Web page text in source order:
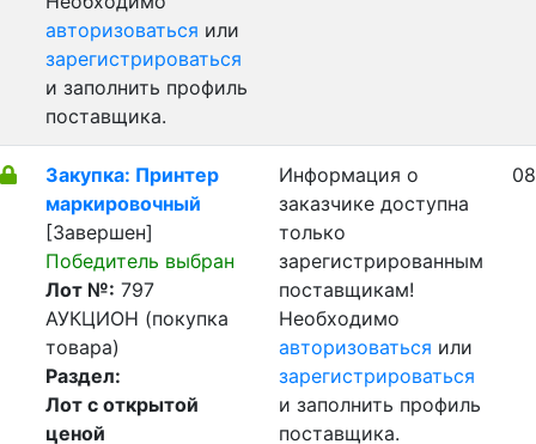
авторизоваться или
зарегистрироваться
и заполнить профиль
поставщика.
Закупка: Принтер
маркировочный
[Завершен]
Победитель выбран
Лот №: 797
АУКЦИОН (покупка
товара)
Раздел:
Лот с открытой
ценой
Информация о
заказчике доступна
только
зарегистрированным
поставщикам!
Необходимо
авторизоваться или
зарегистрироваться
и заполнить профиль
поставщика.